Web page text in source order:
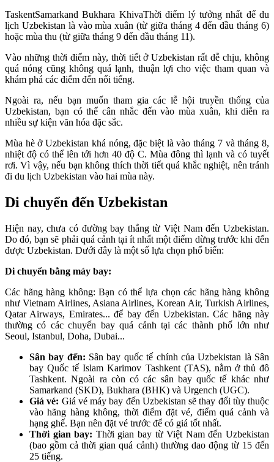
TaskentSamarkand Bukhara KhivaThời điểm lý tưởng nhất để du
lịch Uzbekistan là vào mùa xuân (từ giữa tháng 4 đến đầu tháng 6)
hoặc mùa thu (từ giữa tháng 9 đến đầu tháng 11).
Vào những thời điểm này, thời tiết ở Uzbekistan rất dễ chịu, không
quá nóng cũng không quá lạnh, thuận lợi cho việc tham quan và
khám phá các điểm đến nổi tiếng.
Ngoài ra, nếu bạn muốn tham gia các lễ hội truyền thống của
Uzbekistan, bạn có thể cân nhắc đến vào mùa xuân, khi diễn ra
nhiều sự kiện văn hóa đặc sắc.
Mùa hè ở Uzbekistan khá nóng, đặc biệt là vào tháng 7 và tháng 8,
nhiệt độ có thể lên tới hơn 40 độ C. Mùa đông thì lạnh và có tuyết
rơi. Vì vậy, nếu bạn không thích thời tiết quá khắc nghiệt, nên tránh
đi du lịch Uzbekistan vào hai mùa này.
Di chuyển đến Uzbekistan
Hiện nay, chưa có đường bay thẳng từ Việt Nam đến Uzbekistan.
Do đó, bạn sẽ phải quá cảnh tại ít nhất một điểm dừng trước khi đến
được Uzbekistan. Dưới đây là một số lựa chọn phổ biến:
Di chuyển bằng máy bay:
Các hãng hàng không: Bạn có thể lựa chọn các hãng hàng không
như Vietnam Airlines, Asiana Airlines, Korean Air, Turkish Airlines,
Qatar Airways, Emirates... để bay đến Uzbekistan. Các hãng này
thường có các chuyến bay quá cảnh tại các thành phố lớn như
Seoul, Istanbul, Doha, Dubai...
Sân bay đến: Sân bay quốc tế chính của Uzbekistan là Sân
bay Quốc tế Islam Karimov Tashkent (TAS), nằm ở thủ đô
Tashkent. Ngoài ra còn có các sân bay quốc tế khác như
Samarkand (SKD), Bukhara (BHK) và Urgench (UGC).
Giá vé: Giá vé máy bay đến Uzbekistan sẽ thay đổi tùy thuộc
vào hãng hàng không, thời điểm đặt vé, điểm quá cảnh và
hạng ghế. Bạn nên đặt vé trước để có giá tốt nhất.
Thời gian bay: Thời gian bay từ Việt Nam đến Uzbekistan
(bao gồm cả thời gian quá cảnh) thường dao động từ 15 đến
25 tiếng.